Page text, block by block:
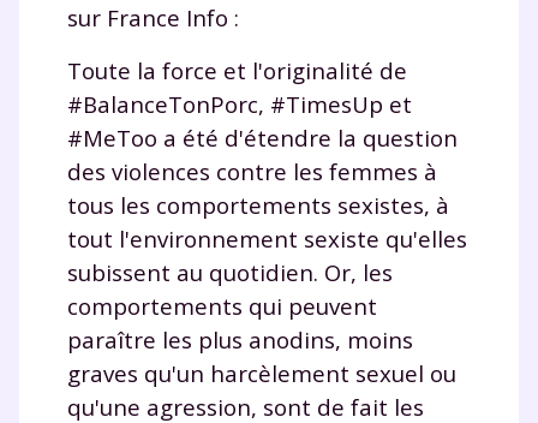
sur France Info :
Toute la force et l'originalité de
#BalanceTonPorc, #TimesUp et
#MeToo a été d'étendre la question
des violences contre les femmes à
tous les comportements sexistes, à
tout l'environnement sexiste qu'elles
subissent au quotidien. Or, les
comportements qui peuvent
paraître les plus anodins, moins
graves qu'un harcèlement sexuel ou
qu'une agression, sont de fait les